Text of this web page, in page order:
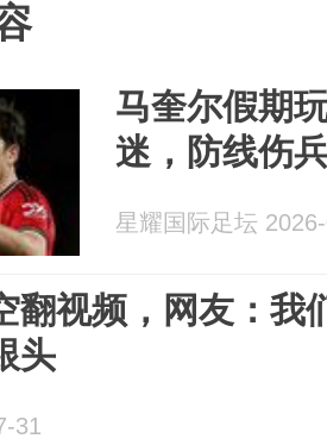
马奎尔假期
迷，防线伤
星耀国际足坛
翻视频，网友：我
头
31